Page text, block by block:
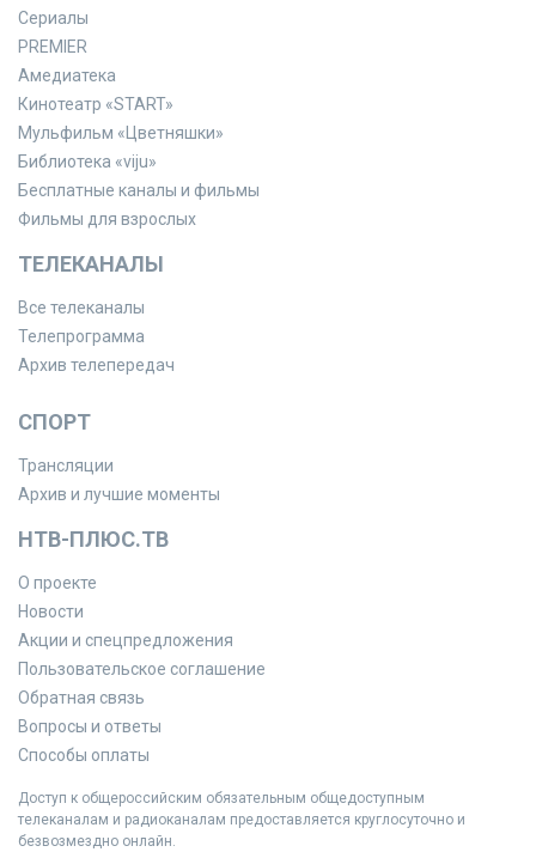
Сериалы
PREMIER
Амедиатека
Кинотеатр «START»
Мульфильм «Цветняшки»
Библиотека «viju»
Бесплатные каналы и фильмы
Фильмы для взрослых
ТЕЛЕКАНАЛЫ
Все телеканалы
Телепрограмма
Архив телепередач
СПОРТ
Трансляции
Архив и лучшие моменты
НТВ-ПЛЮС.ТВ
О проекте
Новости
Акции и спецпредложения
Пользовательское соглашение
Обратная связь
Вопросы и ответы
Способы оплаты
Доступ к общероссийским обязательным общедоступным
телеканалам и радиоканалам предоставляется круглосуточно и
безвозмездно онлайн.